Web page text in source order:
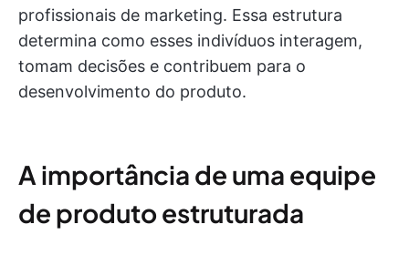
profissionais de marketing. Essa estrutura
determina como esses indivíduos interagem,
tomam decisões e contribuem para o
desenvolvimento do produto.
A importância de uma equipe
de produto estruturada